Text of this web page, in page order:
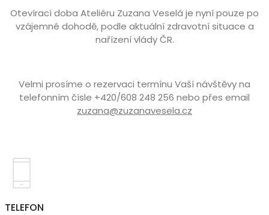
Otevírací doba Ateliéru Zuzana Veselá je nyní pouze po
vzájemné dohodě, podle aktuální zdravotní situace a
nařízení vlády ČR.
Velmi prosíme o rezervaci termínu Vaší návštěvy na
telefonním čísle +420/608 248 256 nebo přes email
zuzana@zuzanavesela.cz
TELEFON